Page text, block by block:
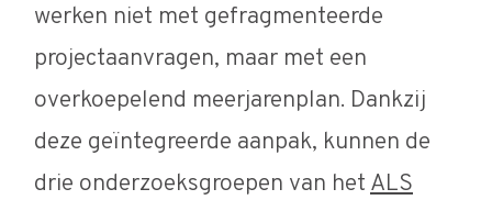
werken niet met gefragmenteerde
projectaanvragen, maar met een
overkoepelend meerjarenplan. Dankzij
deze geïntegreerde aanpak, kunnen de
drie onderzoeksgroepen van het ALS